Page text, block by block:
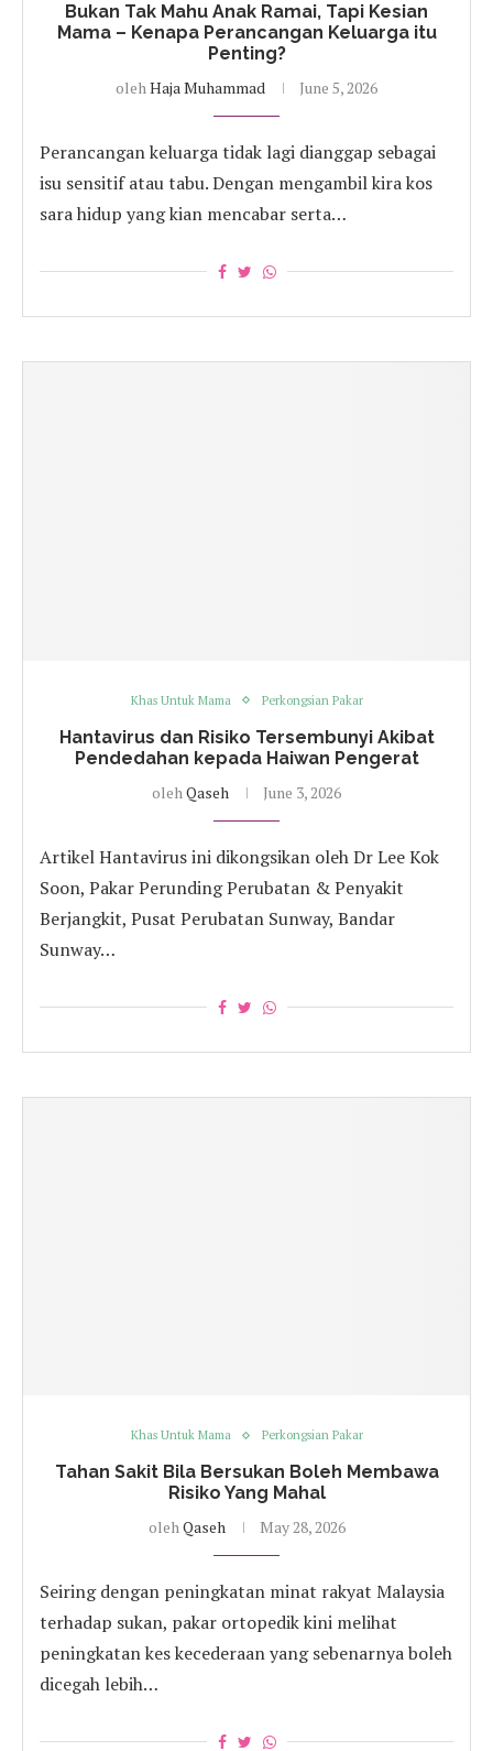
Bukan Tak Mahu Anak Ramai, Tapi Kesian
Mama – Kenapa Perancangan Keluarga itu
Penting?
olehHaja Muhammad June 5, 2026
Perancangan keluarga tidak lagi dianggap sebagai
isu sensitif atau tabu. Dengan mengambil kira kos
sara hidup yang kian mencabar serta…
Khas Untuk Mama Perkongsian Pakar
Hantavirus dan Risiko Tersembunyi Akibat
Pendedahan kepada Haiwan Pengerat
oleh Qaseh June 3, 2026
Artikel Hantavirus ini dikongsikan oleh Dr Lee Kok
Soon, Pakar Perunding Perubatan & Penyakit
Berjangkit, Pusat Perubatan Sunway, Bandar
Sunway…
Khas Untuk Mama Perkongsian Pakar
Tahan Sakit Bila Bersukan Boleh Membawa
Risiko Yang Mahal
olehQaseh May 28, 2026
Seiring dengan peningkatan minat rakyat Malaysia
terhadap sukan, pakar ortopedik kini melihat
peningkatan kes kecederaan yang sebenarnya boleh
dicegah lebih…